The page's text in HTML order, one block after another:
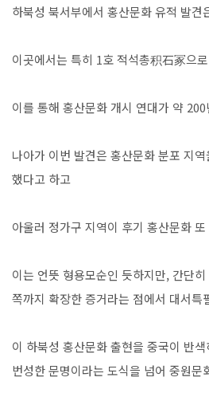
하북성 북서부에서 홍산문화 유적 발견
이곳에서는 특히 1호 적석총积石冢으
이를 통해 홍산문화 개시 연대가 약
나아가 이번 발견은 홍산문화 분포 지
했다고 하고
아울러 정가구 지역이 후기 홍산문화
이는 언뜻 형용모순인 듯하지만, 간단
쪽까지 확장한 증거라는 점에서 대서특
이 하북성 홍산문화 출현을 중국이 반
번성한 문명이라는 도식을 넘어 중원